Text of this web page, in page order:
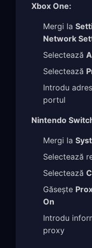
Xbox One:
Mergi la
Network
Selectează
Selectează
Introdu
portul
Nintendo
Mergi la
Selectează
Selectează
Găsește
On
Introdu
proxy